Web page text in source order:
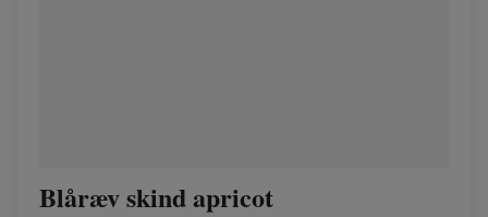
Blåræv skind apricot